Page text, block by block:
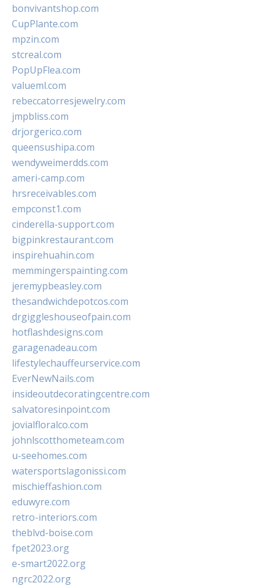
bonvivantshop.com
CupPlante.com
mpzin.com
stcreal.com
PopUpFlea.com
valueml.com
rebeccatorresjewelry.com
jmpbliss.com
drjorgerico.com
queensushipa.com
wendyweimerdds.com
ameri-camp.com
hrsreceivables.com
empconst1.com
cinderella-support.com
bigpinkrestaurant.com
inspirehuahin.com
memmingerspainting.com
jeremypbeasley.com
thesandwichdepotcos.com
drgiggleshouseofpain.com
hotflashdesigns.com
garagenadeau.com
lifestylechauffeurservice.com
EverNewNails.com
insideoutdecoratingcentre.com
salvatoresinpoint.com
jovialfloralco.com
johnlscotthometeam.com
u-seehomes.com
watersportslagonissi.com
mischieffashion.com
eduwyre.com
retro-interiors.com
theblvd-boise.com
fpet2023.org
e-smart2022.org
ngrc2022.org